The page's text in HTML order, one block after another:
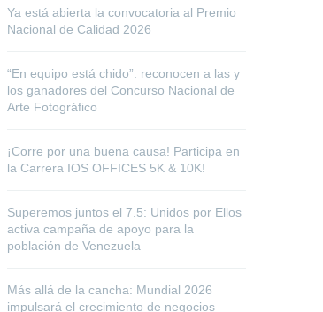
Ya está abierta la convocatoria al Premio
Nacional de Calidad 2026
“En equipo está chido”: reconocen a las y
los ganadores del Concurso Nacional de
Arte Fotográfico
¡Corre por una buena causa! Participa en
la Carrera IOS OFFICES 5K & 10K!
Superemos juntos el 7.5: Unidos por Ellos
activa campaña de apoyo para la
población de Venezuela
Más allá de la cancha: Mundial 2026
impulsará el crecimiento de negocios